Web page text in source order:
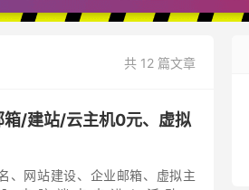
共 12 篇文章
箱/建站/云主机0元、虚拟
、网站建设、企业邮箱、虚拟主